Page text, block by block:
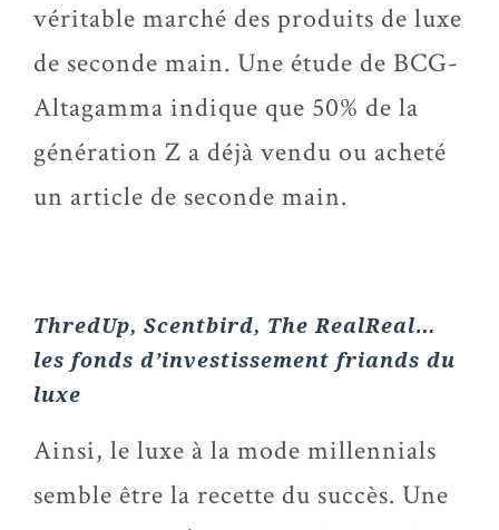
véritable marché des produits de luxe
de seconde main. Une étude de BCG-
Altagamma indique que 50% de la
génération Z a déjà vendu ou acheté
un article de seconde main.
ThredUp, Scentbird, The RealReal…
les fonds d’investissement friands du
luxe
Ainsi, le luxe à la mode millennials
semble être la recette du succès. Une